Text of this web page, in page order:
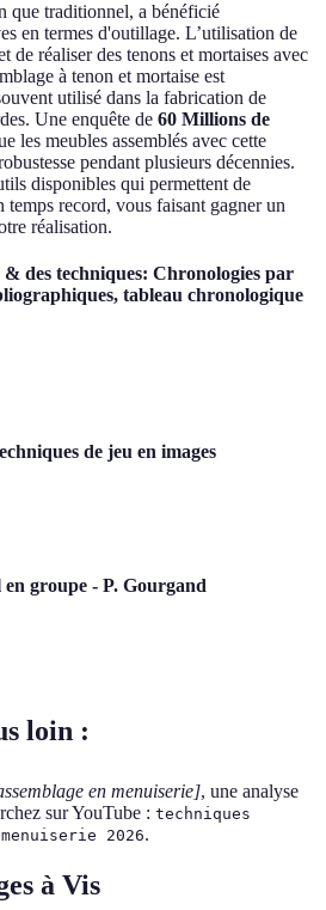
que traditionnel, a bénéficié
en termes d'outillage. L’utilisation de
de réaliser des tenons et mortaises avec
à tenon et mortaise est
utilisé dans la fabrication de
Une enquête de 60 Millions de
les meubles assemblés avec cette
pendant plusieurs décennies.
disponibles qui permettent de
temps record, vous faisant gagner un
réalisation.
& des techniques: Chronologies par
tableau chronologique
de jeu en images
groupe - P. Gourgand
loin :
en menuiserie], une analyse
sur YouTube : techniques
2026.
à Vis